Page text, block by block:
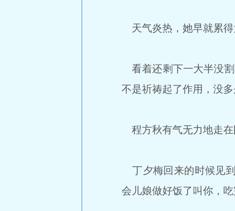
天气炎热，她早就累得
看着还剩下一大半没割
不是祈祷起了作用，没
程方秋有气无力地走在
丁夕梅回来的时候见
会儿娘做好饭了叫你，